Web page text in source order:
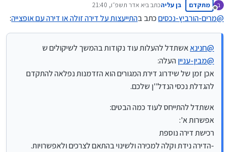
אכן זמן של שידרוג דירת המגורים הוא הזדמנות נפלאה
להתקדם להגדלת נכסי הנדל''ן שלכם.
אשתדל להתייחס לעוד כמה הבטים:
אפשרות א':
-הדירה נידת וקלה למכירה ולשינוי בהתאם לצרכים
ולאפשרויות.
-דירה בפריפריה אפשר אח''כ להעביר מתנה לילדים או לצורך
הענקת דירה לנישואים או למכור אח''כ בלי לשלם מס שבח
על ההשבחה.
חסרונות אפשריים:
יש ערים שעלולים להפסיד הנחה בארנונה וגם תמיכות
קהילתיות מסוימות.
רכישת יח''ד:
מעלות-
לשני.
בהצלחה רבה!
ב
מנותק
מתקדם בן עליהכתב ביא אדר תשפ״ו, 21:40
נערך לאחרונה על ידי
@מרים-הורביץ-נכסיםכתב בהתייעצות על דירה זולה או דירה עם אופצייה:
@חנינאאשתדל להעלות עוד נקודות בהמשך לשיקולים ש
@מבין-ענייןהעלה:
אכן זמן של שידרוג דירת המגורים הוא הזדמנות נפלאה להתקדם
להגדלת נכסי הנדל''ן שלכם.
אשתדל להתייחס לעוד כמה הבטים:
אפשרות א':
רכישת דירה נוספת
-הדירה נידת וקלה למכירה ולשינוי בהתאם לצרכים ולאפשרויות.